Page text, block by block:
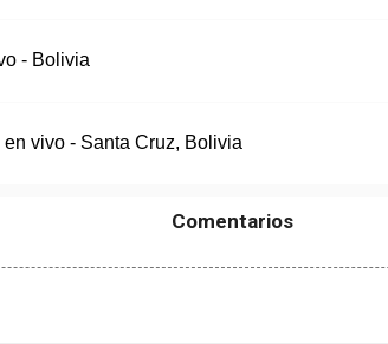
- Bolivia
vivo - Santa Cruz, Bolivia
Comentarios